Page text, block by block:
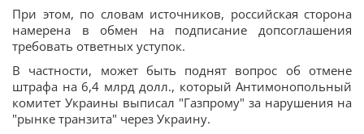
При этом, по словам источников, российская сторона
намерена в обмен на подписание допсоглашения
требовать ответных уступок.
В частности, может быть поднят вопрос об отмене
штрафа на 6,4 млрд долл., который Антимонопольный
комитет Украины выписал "Газпрому" за нарушения на
"рынке транзита" через Украину.